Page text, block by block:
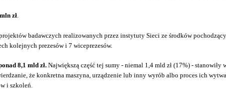
zł
badawczych realizowanych przez instytuty Sieci ze środków
kolejnych prezesów i 7 wiceprezesów.
8,1 mld zł. Największą część tej sumy - niemal 1,4 mld zł (17%) -
że konkretna maszyna, urządzenie lub inny wyrób albo proces ich
i szkoleń.